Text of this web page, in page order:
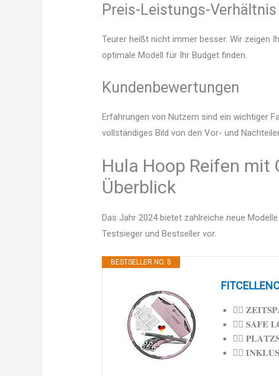
Preis-Leistungs-Verhältnis
Teurer heißt nicht immer besser. Wir zeigen
optimale Modell für Ihr Budget finden.
Kundenbewertungen
Erfahrungen von Nutzern sind ein wichtiger
vollständiges Bild von den Vor- und
Hula Hoop Reifen mit
Überblick
Das Jahr 2024 bietet zahlreiche neue
Testsieger und Bestseller vor.
BESTSELLER NO. 5
🤸‍♀️
🤸‍♀️ 𝐒𝐀𝐅𝐄
🤸‍♀️
🤸‍♀️